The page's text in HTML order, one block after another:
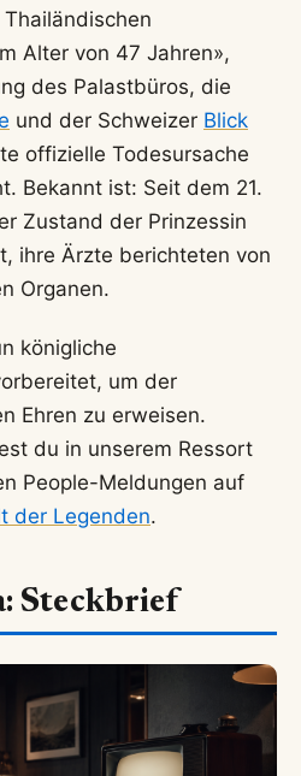
Alter von 47 Jahren»,
des Palastbüros, die
und der Schweizer Blick
offizielle Todesursache
Bekannt ist: Seit dem 21.
Zustand der Prinzessin
ihre Ärzte berichteten von
Organen.
königliche
um der
Ehren zu erweisen.
du in unserem Ressort
People-Meldungen auf
der Legenden.
Steckbrief